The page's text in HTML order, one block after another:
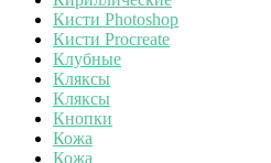
Кисти Photoshop
Кисти Procreate
Клубные
Кляксы
Кляксы
Кнопки
Кожа
Кожа